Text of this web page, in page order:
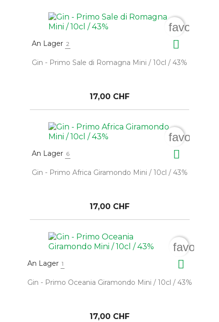
An Lager 2 
Gin - Primo Sale di Romagna Mini / 10cl / 43%
17,00 CHF
An Lager 6 
Gin - Primo Africa Giramondo Mini / 10cl / 43%
17,00 CHF
An Lager 1 
Gin - Primo Oceania Giramondo Mini / 10cl / 43%
17,00 CHF